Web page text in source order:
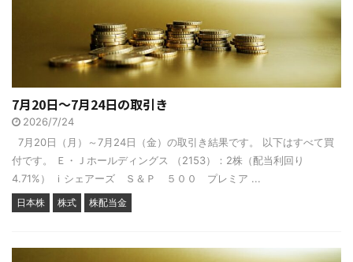
7月20日～7月24日の取引き
2026/7/24
7月20日（月）～7月24日（金）の取引き結果です。 以下はすべて買
付です。 Ｅ・Ｊホールディングス （2153）：2株（配当利回り
4.71%） ｉシェアーズ Ｓ＆Ｐ ５００ プレミア ...
日本株 株式 株配当金